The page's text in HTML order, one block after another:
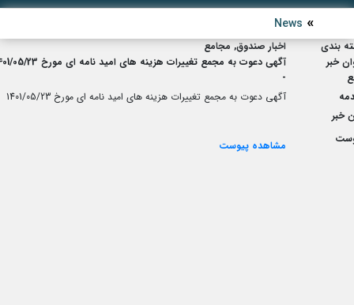
News
بندی
اخبار صندوق, مجامع
خبر
آگهی دعوت به مجمع تغییرات هزینه های امید نامه ای مورخ 1401/05/23
-
آگهی دعوت به مجمع تغییرات هزینه های امید نامه ای مورخ 1401/05/23
خبر
مشاهده پیوست